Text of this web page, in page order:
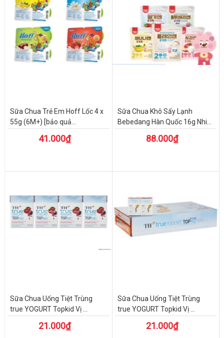
Sữa Chua Trẻ Em Hoff Lốc 4 x
55g (6M+) [bảo quả...
41.000₫
Sữa Chua Khô Sấy Lạnh
Bebedang Hàn Quốc 16g Nhi...
88.000₫
Sữa Chua Uống Tiệt Trùng
true YOGURT Topkid Vị ...
21.000₫
Sữa Chua Uống Tiệt Trùng
true YOGURT Topkid Vị ...
21.000₫